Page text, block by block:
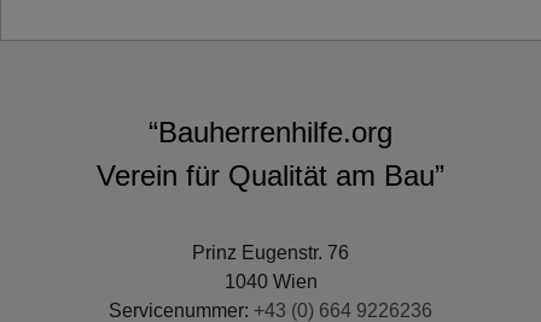
“Bauherrenhilfe.org
Verein für Qualität am Bau”
Prinz Eugenstr. 76
1040 Wien
Servicenummer: +43 (0) 664 9226236